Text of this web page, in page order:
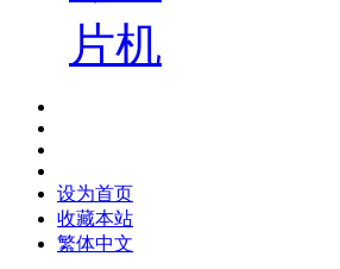
设为首页
收藏本站
繁体中文